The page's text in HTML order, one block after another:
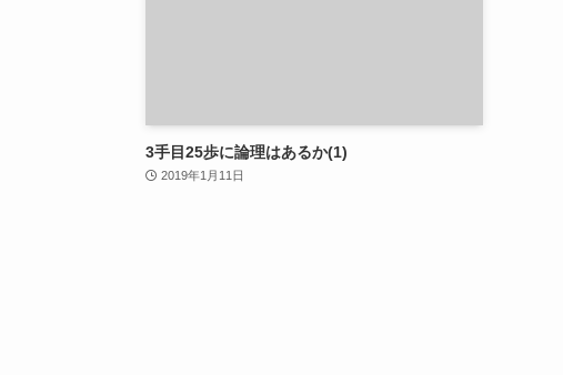
3手目25歩に論理はあるか(1)
2019年1月11日